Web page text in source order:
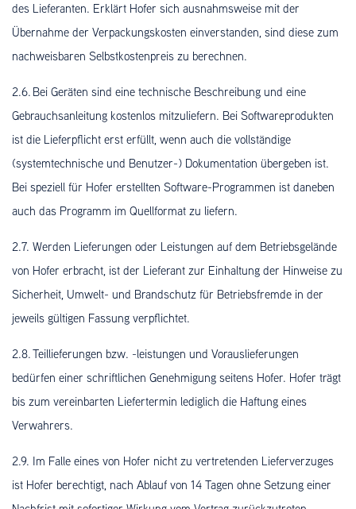
des Lieferanten. Erklärt Hofer sich ausnahmsweise mit der
Übernahme der Verpackungskosten einverstanden, sind diese zum
nachweisbaren Selbstkostenpreis zu berechnen.
2.6. Bei Geräten sind eine technische Beschreibung und eine
Gebrauchsanleitung kostenlos mitzuliefern. Bei Softwareprodukten
ist die Lieferpflicht erst erfüllt, wenn auch die vollständige
(systemtechnische und Benutzer-) Dokumentation übergeben ist.
Bei speziell für Hofer erstellten Software-Programmen ist daneben
auch das Programm im Quellformat zu liefern.
2.7. Werden Lieferungen oder Leistungen auf dem Betriebsgelände
von Hofer erbracht, ist der Lieferant zur Einhaltung der Hinweise zu
Sicherheit, Umwelt- und Brandschutz für Betriebsfremde in der
jeweils gültigen Fassung verpflichtet.
2.8. Teillieferungen bzw. -leistungen und Vorauslieferungen
bedürfen einer schriftlichen Genehmigung seitens Hofer. Hofer trägt
bis zum vereinbarten Liefertermin lediglich die Haftung eines
Verwahrers.
2.9. Im Falle eines von Hofer nicht zu vertretenden Lieferverzuges
ist Hofer berechtigt, nach Ablauf von 14 Tagen ohne Setzung einer